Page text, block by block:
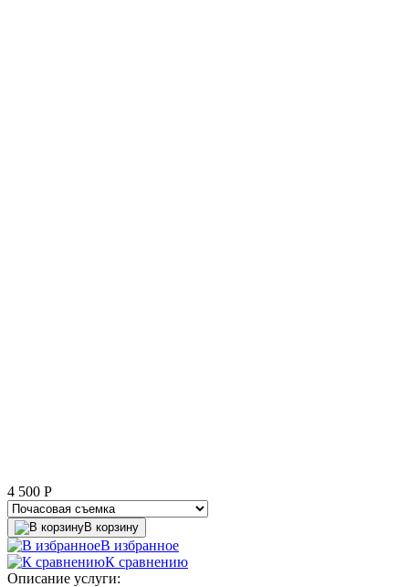
4 500 P
В корзину
В избранное
К сравнению
Описание услуги: